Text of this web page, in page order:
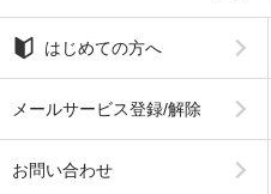
はじめての方へ
メールサービス登録/解除
お問い合わせ